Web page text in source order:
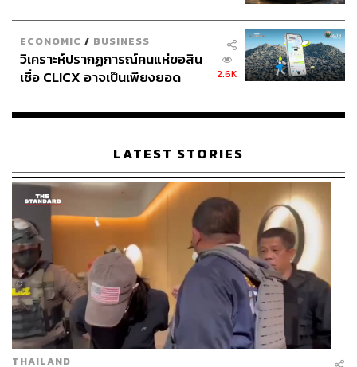
ECONOMIC / BUSINESS
วิเคราะห์ปรากฏการณ์คนแห่ขอสิน
เชื่อ CLICX อาจเป็นเพียงยอด
เรือนไทยที่ถูกซุกไว้
2.6K
LATEST STORIES
THAILAND